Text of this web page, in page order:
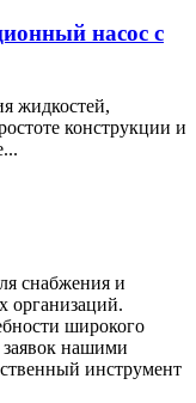
насос с
жидкостей,
конструкции и
снабжения и
организаций.
широкого
заявок нашими
инструмент